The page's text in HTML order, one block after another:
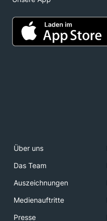
Über uns
Das Team
Auszeichnungen
Medienauftritte
Presse